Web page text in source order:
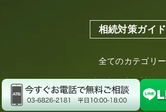
相続対策ガイド
全てのカテゴリー
コラム
未分類 生前対策
相続税・節税・不動産
遺産